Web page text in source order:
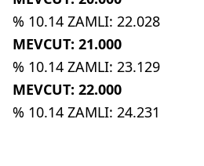
% 10.14 ZAMLI: 22.028
MEVCUT: 21.000
% 10.14 ZAMLI: 23.129
MEVCUT: 22.000
% 10.14 ZAMLI: 24.231